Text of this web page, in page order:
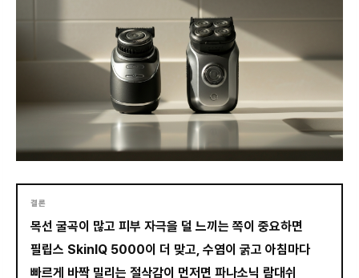
결론
목선 굴곡이 많고 피부 자극을 덜 느끼는 쪽이 중요하면
필립스 SkinIQ 5000이 더 맞고, 수염이 굵고 아침마다
빠르게 바짝 밀리는 절삭감이 먼저면 파나소닉 람대쉬